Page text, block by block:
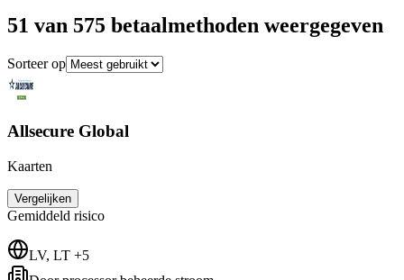
51 van 575 betaalmethoden weergegeven
Sorteer op
Allsecure Global
Kaarten
Vergelijken
Gemiddeld risico
LV, LT +5